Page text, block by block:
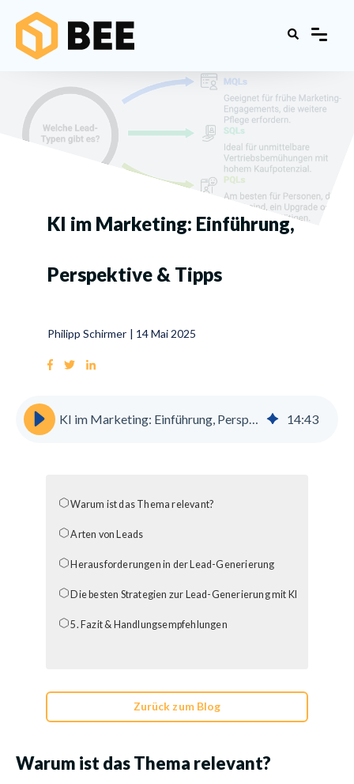
KI im Marketing: Einführung,
Perspektive & Tipps
Philipp Schirmer 14 Mai 2025
14:43
Warum ist das Thema relevant?
Arten von Leads
Herausforderungen in der Lead-Generierung
Die besten Strategien zur Lead-Generierung mit KI
5. Fazit & Handlungsempfehlungen
Zurück zum Blog
Warum ist das Thema relevant?